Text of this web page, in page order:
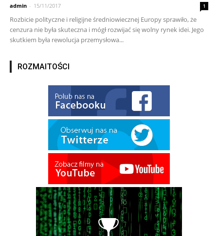
admin - 15/11/2017 1
Rozbicie polityczne i religijne średniowiecznej Europy sprawiło, że
cenzura nie była skuteczna i mógł rozwijać się wolny rynek idei. Jego
skutkiem była rewolucja przemysłowa...
ROZMAITOŚCI